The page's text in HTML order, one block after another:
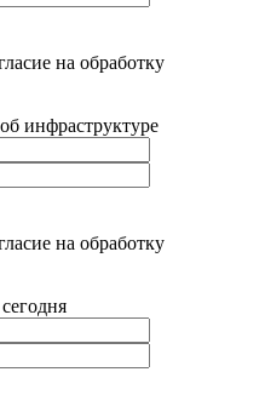
на обработку
инфраструктуре
на обработку